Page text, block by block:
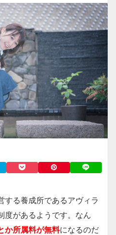
する養成所であるアヴィラ
度があるようです。なん
か所属料が無料になるのだ